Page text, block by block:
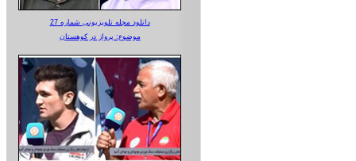
دانلود مجله تلویزیونی شماره 27
موضوع: پرواز در کوهستان